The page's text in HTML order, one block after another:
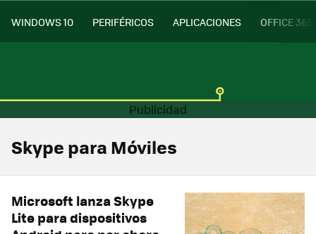
WINDOWS 10 PERIFÉRICOS APLICACIONES OFFICE 365
Skype para Móviles
Microsoft lanza Skype
Lite para dispositivos